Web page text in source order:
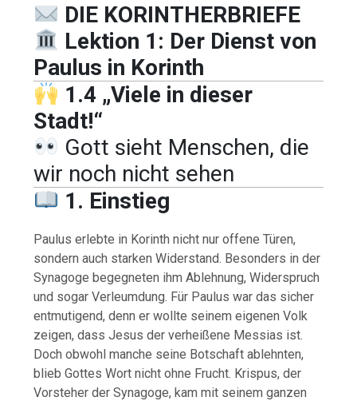
DIE KORINTHERBRIEFE
Lektion 1: Der Dienst von
Paulus in Korinth
1.4 „Viele in dieser
Stadt!“
Gott sieht Menschen, die
wir noch nicht sehen
1. Einstieg
Paulus erlebte in Korinth nicht nur offene Türen,
sondern auch starken Widerstand. Besonders in der
Synagoge begegneten ihm Ablehnung, Widerspruch
und sogar Verleumdung. Für Paulus war das sicher
entmutigend, denn er wollte seinem eigenen Volk
zeigen, dass Jesus der verheißene Messias ist.
Doch obwohl manche seine Botschaft ablehnten,
blieb Gottes Wort nicht ohne Frucht. Krispus, der
Vorsteher der Synagoge, kam mit seinem ganzen